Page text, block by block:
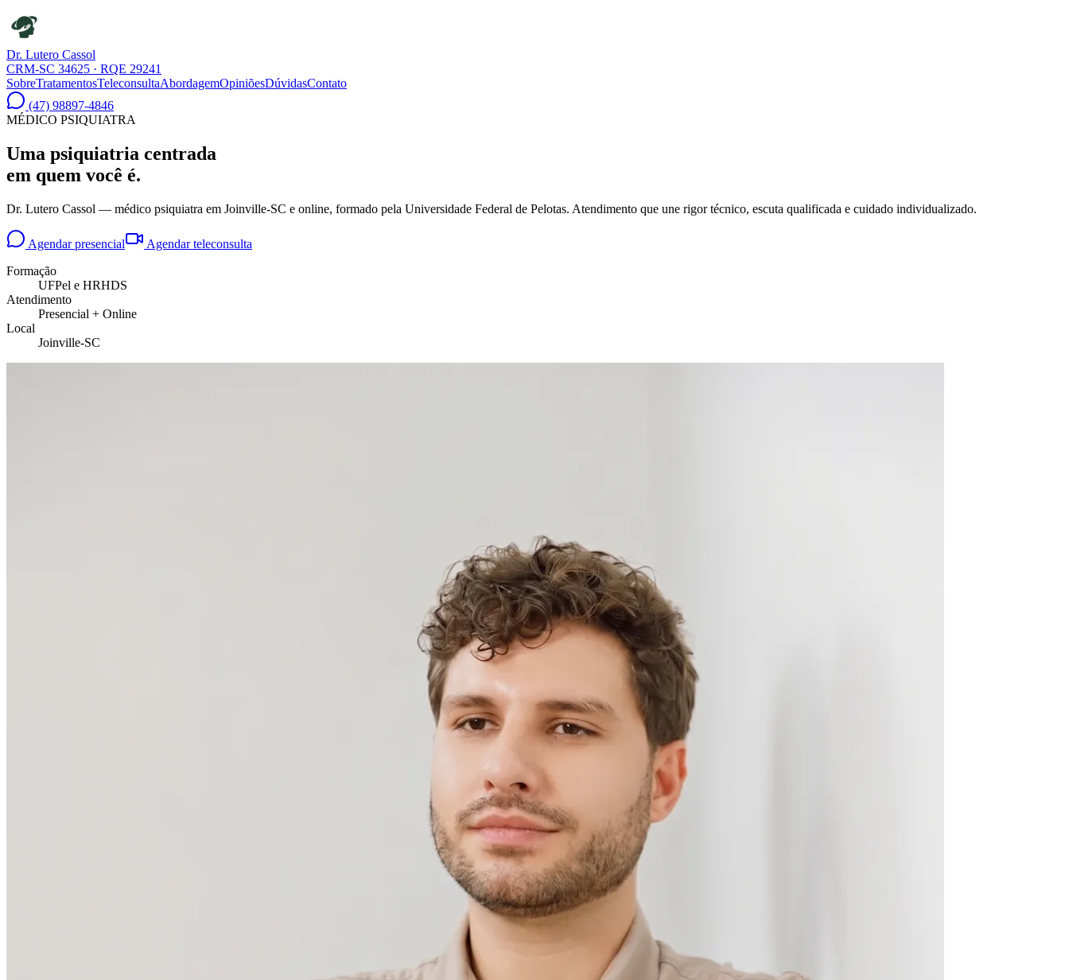
Dr. Lutero Cassol
CRM-SC 34625 · RQE 29241
SobreTratamentosTeleconsultaAbordagemOpiniõesDúvidasContato
(47) 98897-4846
MÉDICO PSIQUIATRA
Uma psiquiatria centrada
em quem você é.
Dr. Lutero Cassol — médico psiquiatra em Joinville-SC e online, formado pela Universidade Federal de Pelotas. Atendimento que une rigor técnico, escuta qualificada e cuidado individualizado.
Agendar presencial
Agendar teleconsulta
Formação
UFPel e HRHDS
Atendimento
Presencial + Online
Local
Joinville-SC